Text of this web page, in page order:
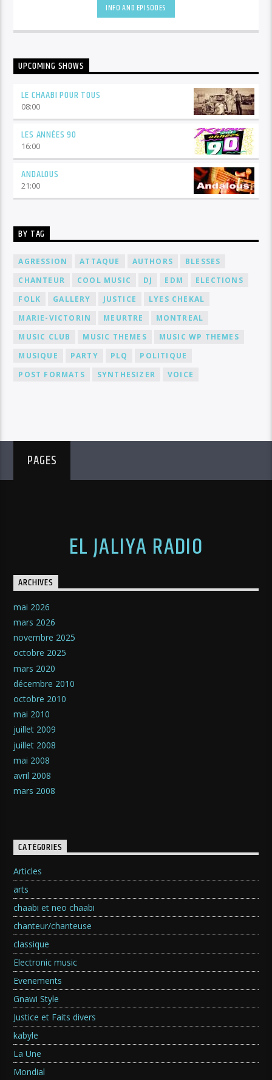
INFO AND EPISODES
UPCOMING SHOWS
LE CHAABI POUR TOUS
08:00
LES ANNÉES 90
16:00
ANDALOUS
21:00
BY TAG
AGRESSION ATTAQUE AUTHORS
BLESSES
CHANTEUR
COOL MUSIC DJ EDM
ELECTIONS
FOLK
GALLERY JUSTICE
LYES CHEKAL
MARIE-VICTORIN
MEURTRE
MONTREAL
MUSIC CLUB
MUSIC THEMES
MUSIC WP THEMES
MUSIQUE
PARTY PLQ
POLITIQUE
POST FORMATS
SYNTHESIZER VOICE
PAGES
EL JALIYA RADIO
ARCHIVES
mai 2026
mars 2026
novembre 2025
octobre 2025
mars 2020
décembre 2010
octobre 2010
mai 2010
juillet 2009
juillet 2008
mai 2008
avril 2008
mars 2008
CATÉGORIES
Articles
arts
chaabi et neo chaabi
chanteur/chanteuse
classique
Electronic music
Evenements
Gnawi Style
Justice et Faits divers
kabyle
La Une
Mondial